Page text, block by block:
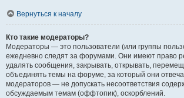
Вернуться к началу
Кто такие модераторы?
Модераторы — это пользователи (или группы
ежедневно следят за форумами. Они имеют право
удалять сообщения, закрывать, открывать,
объединять темы на форуме, за который они
модераторов — не допускать несоответствия
обсуждаемым темам (оффтопик), оскорблений.